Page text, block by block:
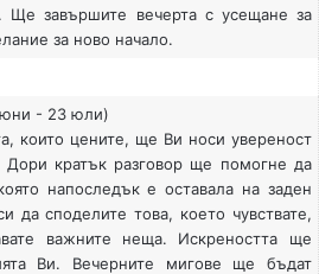
завършите вечерта с усещане за
за ново начало.
- 23 юли)
които цените, ще Ви носи увереност
кратък разговор ще помогне да
напоследък е оставала на заден
да споделите това, което чувствате,
важните неща. Искреността ще
Ви. Вечерните мигове ще бъдат